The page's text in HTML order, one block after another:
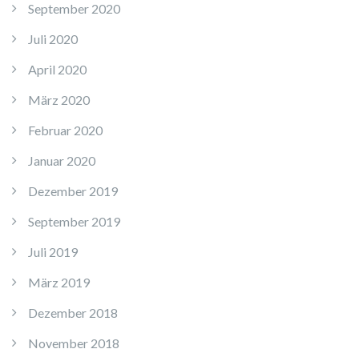
September 2020
Juli 2020
April 2020
März 2020
Februar 2020
Januar 2020
Dezember 2019
September 2019
Juli 2019
März 2019
Dezember 2018
November 2018